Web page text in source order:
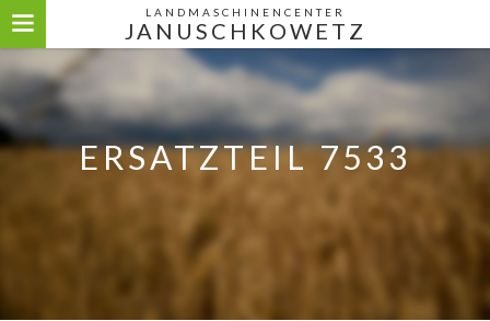
LANDMASCHINENCENTER
JANUSCHKOWETZ
ERSATZTEIL 7533